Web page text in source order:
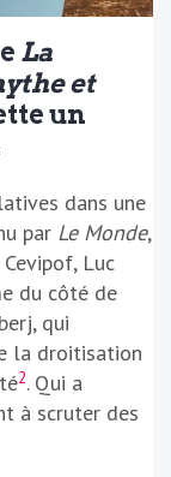
La
et
un
dans une
par Le Monde,
Luc
du côté de
qui
la droitisation
2. Qui a
à scruter des